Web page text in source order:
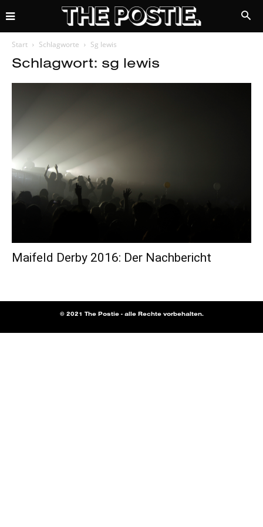
Start Schlagworte Sg lewis
Schlagwort: sg lewis
Maifeld Derby 2016: Der Nachbericht
© 2021 The Postie - alle Rechte vorbehalten.